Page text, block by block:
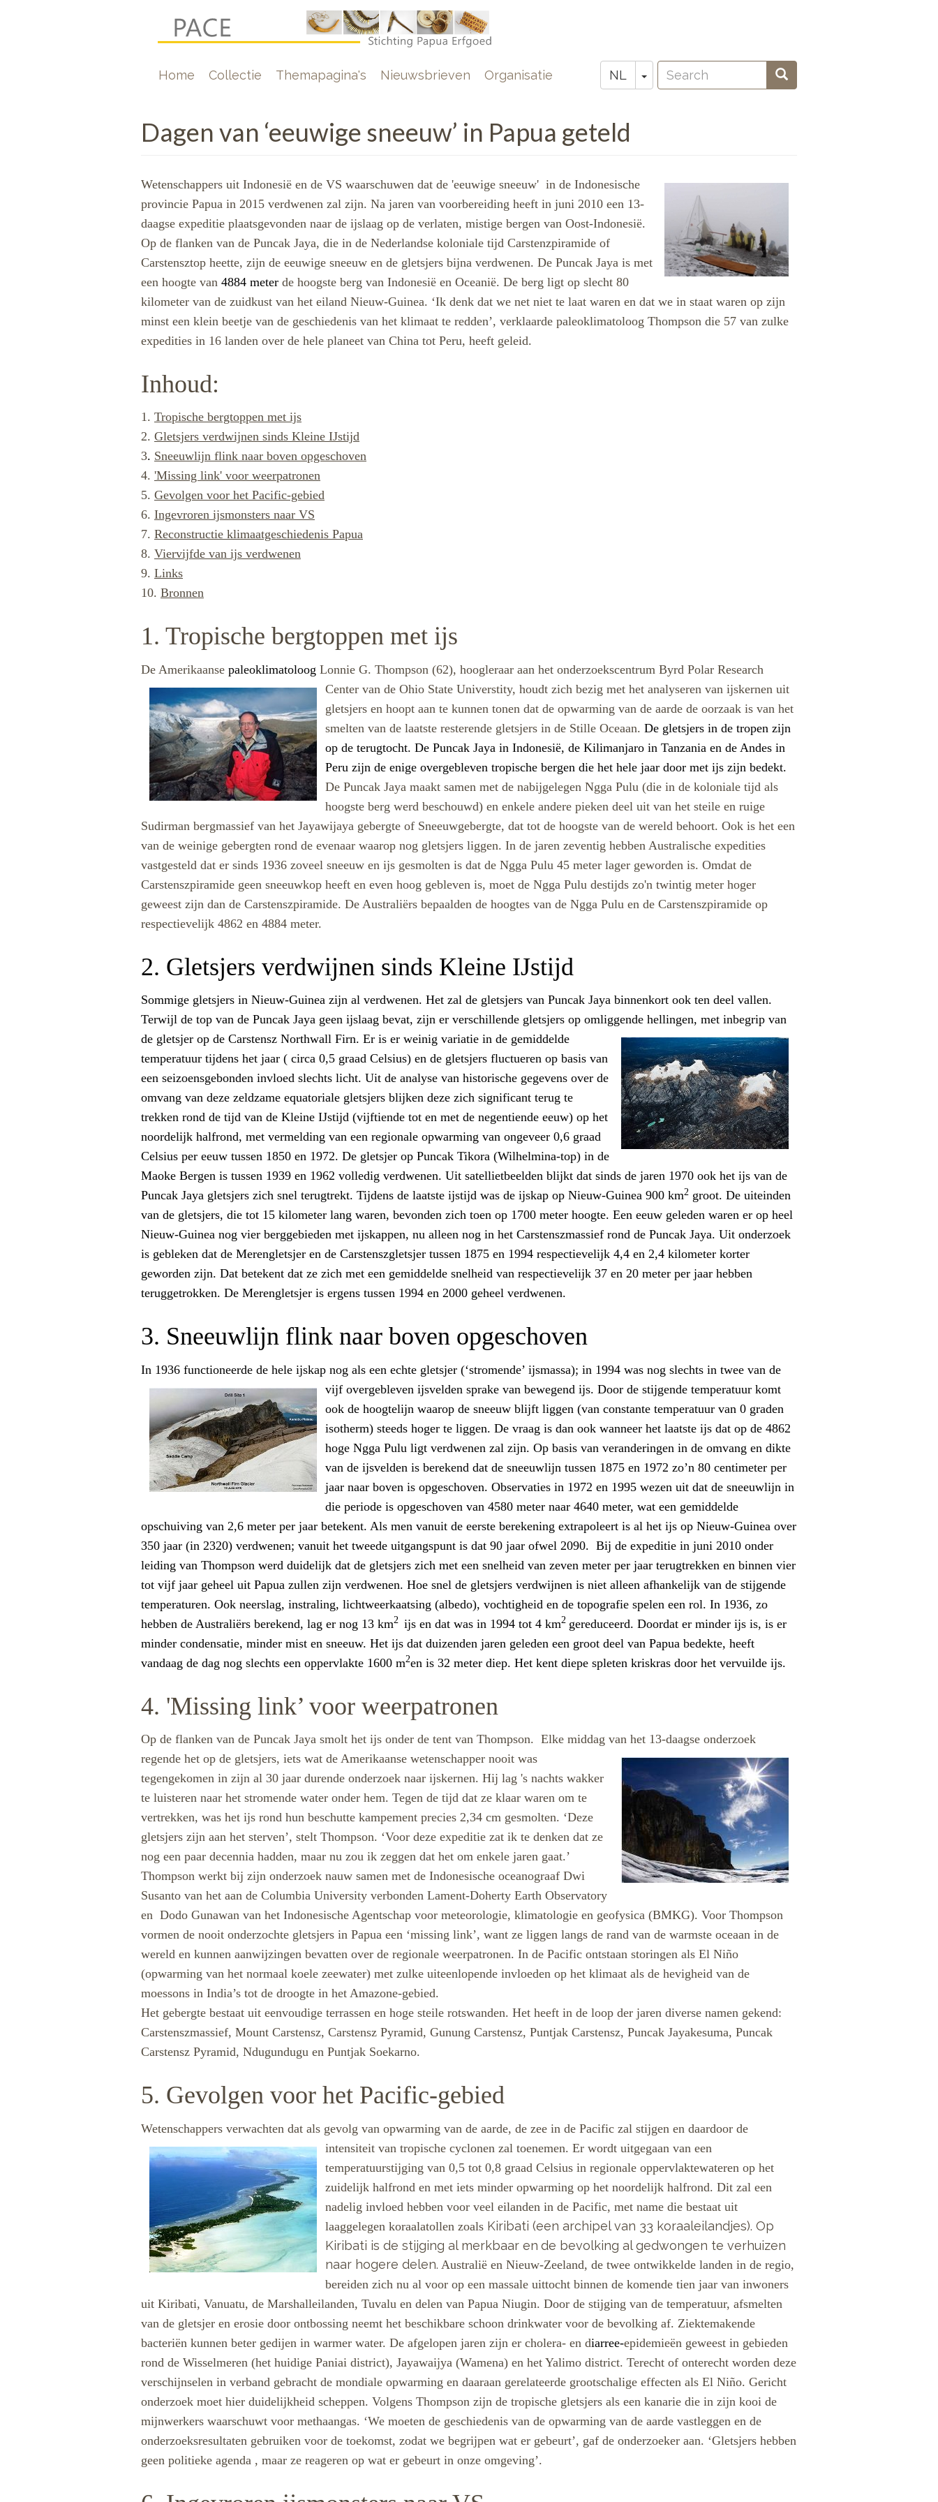
NL Toggle Dropdown
Zoeken
Search Search
Hoofdnavigatie
Home Collectie Themapagina's Nieuwsbrieven Organisatie
Dagen van ‘eeuwige sneeuw’ in Papua geteld
Wetenschappers uit Indonesië en de VS waarschuwen dat de 'eeuwige sneeuw' in de Indonesische
provincie Papua in 2015 verdwenen zal zijn. Na jaren van voorbereiding heeft in juni 2010 een 13-
daagse expeditie plaatsgevonden naar de ijslaag op de verlaten, mistige bergen van Oost-Indonesië.
Op de flanken van de Puncak Jaya, die in de Nederlandse koloniale tijd Carstenzpiramide of
Carstensztop heette, zijn de eeuwige sneeuw en de gletsjers bijna verdwenen. De Puncak Jaya is met
een hoogte van 4884 meter de hoogste berg van Indonesië en Oceanië. De berg ligt op slecht 80
kilometer van de zuidkust van het eiland Nieuw-Guinea. ‘Ik denk dat we net niet te laat waren en dat we in staat waren op zijn
minst een klein beetje van de geschiedenis van het klimaat te redden’, verklaarde paleoklimatoloog Thompson die 57 van zulke
expedities in 16 landen over de hele planeet van China tot Peru, heeft geleid.
Inhoud:
1. Tropische bergtoppen met ijs
2. Gletsjers verdwijnen sinds Kleine IJstijd
3. Sneeuwlijn flink naar boven opgeschoven
4. 'Missing link' voor weerpatronen
5. Gevolgen voor het Pacific-gebied
6. Ingevroren ijsmonsters naar VS
7. Reconstructie klimaatgeschiedenis Papua
8. Viervijfde van ijs verdwenen
9. Links
10. Bronnen
1. Tropische bergtoppen met ijs
De Amerikaanse paleoklimatoloog Lonnie G. Thompson (62), hoogleraar aan het onderzoekscentrum Byrd Polar Research
Center van de Ohio State Universtity, houdt zich bezig met het analyseren van ijskernen uit
gletsjers en hoopt aan te kunnen tonen dat de opwarming van de aarde de oorzaak is van het
smelten van de laatste resterende gletsjers in de Stille Oceaan. De gletsjers in de tropen zijn
op de terugtocht. De Puncak Jaya in Indonesië, de Kilimanjaro in Tanzania en de Andes in
Peru zijn de enige overgebleven tropische bergen die het hele jaar door met ijs zijn bedekt.
De Puncak Jaya maakt samen met de nabijgelegen Ngga Pulu (die in de koloniale tijd als
hoogste berg werd beschouwd) en enkele andere pieken deel uit van het steile en ruige
Sudirman bergmassief van het Jayawijaya gebergte of Sneeuwgebergte, dat tot de hoogste van de wereld behoort. Ook is het een
van de weinige gebergten rond de evenaar waarop nog gletsjers liggen. In de jaren zeventig hebben Australische expedities
vastgesteld dat er sinds 1936 zoveel sneeuw en ijs gesmolten is dat de Ngga Pulu 45 meter lager geworden is. Omdat de
Carstenszpiramide geen sneeuwkop heeft en even hoog gebleven is, moet de Ngga Pulu destijds zo'n twintig meter hoger
geweest zijn dan de Carstenszpiramide. De Australiërs bepaalden de hoogtes van de Ngga Pulu en de Carstenszpiramide op
respectievelijk 4862 en 4884 meter.
2. Gletsjers verdwijnen sinds Kleine IJstijd
Sommige gletsjers in Nieuw-Guinea zijn al verdwenen. Het zal de gletsjers van Puncak Jaya binnenkort ook ten deel vallen.
Terwijl de top van de Puncak Jaya geen ijslaag bevat, zijn er verschillende gletsjers op omliggende hellingen, met inbegrip van
de gletsjer op de Carstensz Northwall Firn. Er is er weinig variatie in de gemiddelde
temperatuur tijdens het jaar ( circa 0,5 graad Celsius) en de gletsjers fluctueren op basis van
een seizoensgebonden invloed slechts licht. Uit de analyse van historische gegevens over de
omvang van deze zeldzame equatoriale gletsjers blijken deze zich significant terug te
trekken rond de tijd van de Kleine IJstijd (vijftiende tot en met de negentiende eeuw) op het
noordelijk halfrond, met vermelding van een regionale opwarming van ongeveer 0,6 graad
Celsius per eeuw tussen 1850 en 1972. De gletsjer op Puncak Tikora (Wilhelmina-top) in de
Maoke Bergen is tussen 1939 en 1962 volledig verdwenen. Uit satellietbeelden blijkt dat sinds de jaren 1970 ook het ijs van de
Puncak Jaya gletsjers zich snel terugtrekt. Tijdens de laatste ijstijd was de ijskap op Nieuw-Guinea 900 km2 groot. De uiteinden
van de gletsjers, die tot 15 kilometer lang waren, bevonden zich toen op 1700 meter hoogte. Een eeuw geleden waren er op heel
Nieuw-Guinea nog vier berggebieden met ijskappen, nu alleen nog in het Carstenszmassief rond de Puncak Jaya. Uit onderzoek
is gebleken dat de Merengletsjer en de Carstenszgletsjer tussen 1875 en 1994 respectievelijk 4,4 en 2,4 kilometer korter
geworden zijn. Dat betekent dat ze zich met een gemiddelde snelheid van respectievelijk 37 en 20 meter per jaar hebben
teruggetrokken. De Merengletsjer is ergens tussen 1994 en 2000 geheel verdwenen.
3. Sneeuwlijn flink naar boven opgeschoven
In 1936 functioneerde de hele ijskap nog als een echte gletsjer (‘stromende’ ijsmassa); in 1994 was nog slechts in twee van de
vijf overgebleven ijsvelden sprake van bewegend ijs. Door de stijgende temperatuur komt
ook de hoogtelijn waarop de sneeuw blijft liggen (van constante temperatuur van 0 graden
isotherm) steeds hoger te liggen. De vraag is dan ook wanneer het laatste ijs dat op de 4862
hoge Ngga Pulu ligt verdwenen zal zijn. Op basis van veranderingen in de omvang en dikte
van de ijsvelden is berekend dat de sneeuwlijn tussen 1875 en 1972 zo’n 80 centimeter per
jaar naar boven is opgeschoven. Observaties in 1972 en 1995 wezen uit dat de sneeuwlijn in
die periode is opgeschoven van 4580 meter naar 4640 meter, wat een gemiddelde
opschuiving van 2,6 meter per jaar betekent. Als men vanuit de eerste berekening extrapoleert is al het ijs op Nieuw-Guinea over
350 jaar (in 2320) verdwenen; vanuit het tweede uitgangspunt is dat 90 jaar ofwel 2090. Bij de expeditie in juni 2010 onder
leiding van Thompson werd duidelijk dat de gletsjers zich met een snelheid van zeven meter per jaar terugtrekken en binnen vier
tot vijf jaar geheel uit Papua zullen zijn verdwenen. Hoe snel de gletsjers verdwijnen is niet alleen afhankelijk van de stijgende
temperaturen. Ook neerslag, instraling, lichtweerkaatsing (albedo), vochtigheid en de topografie spelen een rol. In 1936, zo
hebben de Australiërs berekend, lag er nog 13 km2 ijs en dat was in 1994 tot 4 km2 gereduceerd. Doordat er minder ijs is, is er
minder condensatie, minder mist en sneeuw. Het ijs dat duizenden jaren geleden een groot deel van Papua bedekte, heeft
vandaag de dag nog slechts een oppervlakte 1600 m2en is 32 meter diep. Het kent diepe spleten kriskras door het vervuilde ijs.
4. 'Missing link’ voor weerpatronen
Op de flanken van de Puncak Jaya smolt het ijs onder de tent van Thompson. Elke middag van het 13-daagse onderzoek
regende het op de gletsjers, iets wat de Amerikaanse wetenschapper nooit was
tegengekomen in zijn al 30 jaar durende onderzoek naar ijskernen. Hij lag 's nachts wakker
te luisteren naar het stromende water onder hem. Tegen de tijd dat ze klaar waren om te
vertrekken, was het ijs rond hun beschutte kampement precies 2,34 cm gesmolten. ‘Deze
gletsjers zijn aan het sterven’, stelt Thompson. ‘Voor deze expeditie zat ik te denken dat ze
nog een paar decennia hadden, maar nu zou ik zeggen dat het om enkele jaren gaat.’
Thompson werkt bij zijn onderzoek nauw samen met de Indonesische oceanograaf Dwi
Susanto van het aan de Columbia University verbonden Lament-Doherty Earth Observatory
en Dodo Gunawan van het Indonesische Agentschap voor meteorologie, klimatologie en geofysica (BMKG). Voor Thompson
vormen de nooit onderzochte gletsjers in Papua een ‘missing link’, want ze liggen langs de rand van de warmste oceaan in de
wereld en kunnen aanwijzingen bevatten over de regionale weerpatronen. In de Pacific ontstaan storingen als El Niño
(opwarming van het normaal koele zeewater) met zulke uiteenlopende invloeden op het klimaat als de hevigheid van de
moessons in India’s tot de droogte in het Amazone-gebied.
Het gebergte bestaat uit eenvoudige terrassen en hoge steile rotswanden. Het heeft in de loop der jaren diverse namen gekend:
Carstenszmassief, Mount Carstensz, Carstensz Pyramid, Gunung Carstensz, Puntjak Carstensz, Puncak Jayakesuma, Puncak
Carstensz Pyramid, Ndugundugu en Puntjak Soekarno.
5. Gevolgen voor het Pacific-gebied
Wetenschappers verwachten dat als gevolg van opwarming van de aarde, de zee in de Pacific zal stijgen en daardoor de
intensiteit van tropische cyclonen zal toenemen. Er wordt uitgegaan van een
temperatuurstijging van 0,5 tot 0,8 graad Celsius in regionale oppervlaktewateren op het
zuidelijk halfrond en met iets minder opwarming op het noordelijk halfrond. Dit zal een
nadelig invloed hebben voor veel eilanden in de Pacific, met name die bestaat uit
laaggelegen koraalatollen zoals Kiribati (een archipel van 33 koraaleilandjes). Op
Kiribati is de stijging al merkbaar en de bevolking al gedwongen te verhuizen
naar hogere delen. Australië en Nieuw-Zeeland, de twee ontwikkelde landen in de regio,
bereiden zich nu al voor op een massale uittocht binnen de komende tien jaar van inwoners
uit Kiribati, Vanuatu, de Marshalleilanden, Tuvalu en delen van Papua Niugin. Door de stijging van de temperatuur, afsmelten
van de gletsjer en erosie door ontbossing neemt het beschikbare schoon drinkwater voor de bevolking af. Ziektemakende
bacteriën kunnen beter gedijen in warmer water. De afgelopen jaren zijn er cholera- en diarree-epidemieën geweest in gebieden
rond de Wisselmeren (het huidige Paniai district), Jayawaijya (Wamena) en het Yalimo district. Terecht of onterecht worden deze
verschijnselen in verband gebracht de mondiale opwarming en daaraan gerelateerde grootschalige effecten als El Niño. Gericht
onderzoek moet hier duidelijkheid scheppen. Volgens Thompson zijn de tropische gletsjers als een kanarie die in zijn kooi de
mijnwerkers waarschuwt voor methaangas. ‘We moeten de geschiedenis van de opwarming van de aarde vastleggen en de
onderzoeksresultaten gebruiken voor de toekomst, zodat we begrijpen wat er gebeurt’, gaf de onderzoeker aan. ‘Gletsjers hebben
geen politieke agenda , maar ze reageren op wat er gebeurt in onze omgeving’.